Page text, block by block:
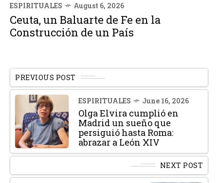
ESPIRITUALES August 6, 2026
Ceuta, un Baluarte de Fe en la
Construcción de un País
PREVIOUS POST
ESPIRITUALES June 16, 2026
Olga Elvira cumplió en
Madrid un sueño que
persiguió hasta Roma:
abrazar a León XIV
NEXT POST